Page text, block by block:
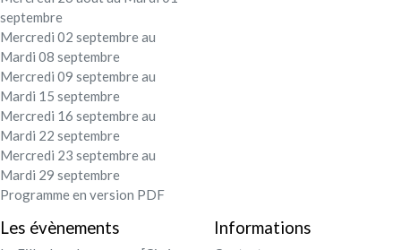
septembre
Mercredi 02 septembre au
Mardi 08 septembre
Mercredi 09 septembre au
Mardi 15 septembre
Mercredi 16 septembre au
Mardi 22 septembre
Mercredi 23 septembre au
Mardi 29 septembre
Programme en version PDF
Les évènements Informations